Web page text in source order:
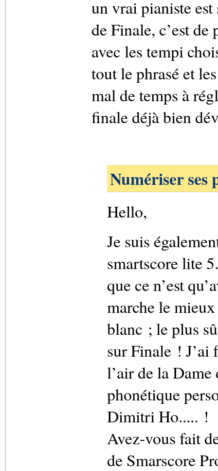
un vrai pianiste
de Finale, c’est
avec les tempi
tout le phrasé et
mal de temps à
finale déjà bien
Numériser ses
Hello,
Je suis
smartscore lite
que ce n’est
marche le
blanc ; le plus
sur Finale ! J’ai
l’air de la
phonétique
Dimitri Ho..... !
Avez-vous fait
de Smarscore